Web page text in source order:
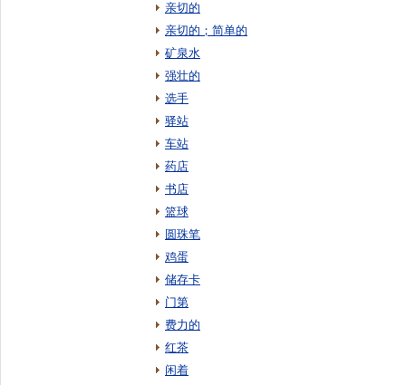
亲切的
亲切的；简单的
矿泉水
强壮的
选手
驿站
车站
药店
书店
篮球
圆珠笔
鸡蛋
储存卡
门第
费力的
红茶
闲着